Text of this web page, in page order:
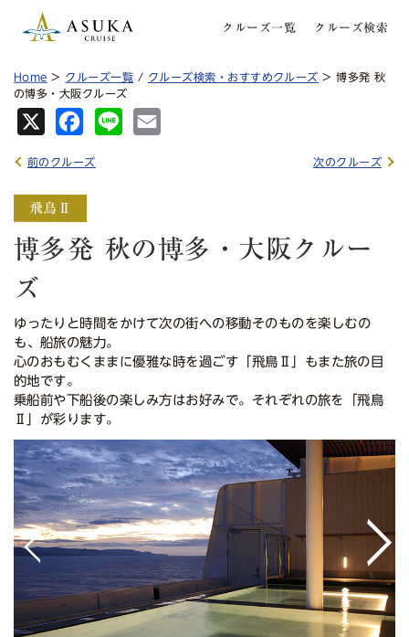
クルーズ一覧 クルーズ検索
Home > クルーズ一覧 / クルーズ検索・おすすめクルーズ > 博多発 秋
の博多・大阪クルーズ
Fa
Lin
前のクルーズ 次のクルーズ
博多発 秋の博多・大阪クルー
ズ
ゆったりと時間をかけて次の街への移動そのものを楽しむの
も、船旅の魅力。
心のおもむくままに優雅な時を過ごす「飛鳥Ⅱ」もまた旅の目
的地です。
乗船前や下船後の楽しみ方はお好みで。それぞれの旅を「飛鳥
Ⅱ」が彩ります。
< >